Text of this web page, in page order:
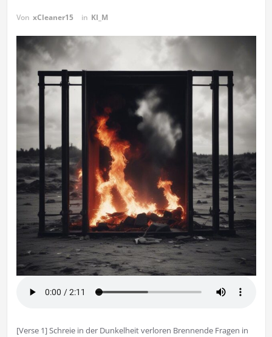
Von xCleaner15 in KI_M
[Verse 1] Schreie in der Dunkelheit verloren Brennende Fragen in